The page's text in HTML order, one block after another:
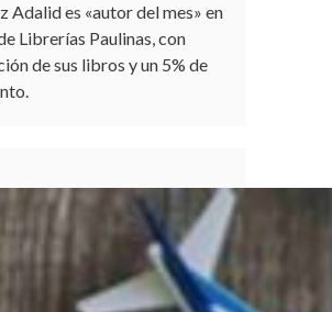
Adalid es «autor del mes» en
Librerías Paulinas, con
de sus libros y un 5% de